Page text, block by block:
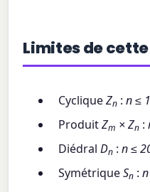
Limites de
CycliqueZn :n ≤
ProduitZm × Zn :
DiédralDn :n ≤
SymétriqueSn :